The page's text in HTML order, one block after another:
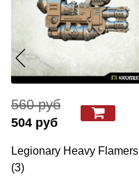
560 руб
504 руб
Legionary Heavy Flamers
(3)